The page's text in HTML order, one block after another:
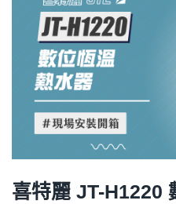
喜特麗 JT-H1220